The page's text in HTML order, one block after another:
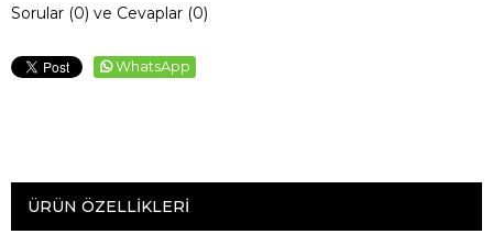
Sorular (0) ve Cevaplar (0)
WhatsApp
ÜRÜN ÖZELLIKLERI